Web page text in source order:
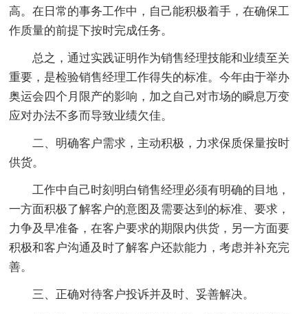
高。在日常的事务工作中，自己能积极着手，在确保工
作质量的前提下按时完成任务。
总之，通过实践证明作为销售经理技能和业绩至关
重要，是检验销售经理工作得失的标准。今年由于举办
奥运会四个月限产的影响，加之自己对市场的瞬息万变
应对办法不多而导致业绩欠佳。
二、明确客户需求，主动积极，力求保质保量按时
供货。
工作中自己时刻明白销售经理必须有明确的目地，
一方面积极了解客户的意图及需要达到的标准、要求，
力争及早准备，在客户要求的期限内供货，另一方面要
积极和客户沟通及时了解客户还款能力，考虑并补充完
善。
三、正确对待客户投诉并及时、妥善解决。